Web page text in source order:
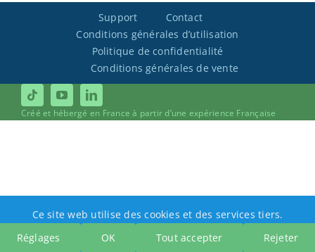
Support
Contact
Conditions générales d’utilisation
Politique de confidentialité
Conditions générales de vente
Créé et hébergé en France à partir d’une expérience Française
Ce site web utilise des cookies et des services tiers.
Réglages
OK Tout accepter Rejeter